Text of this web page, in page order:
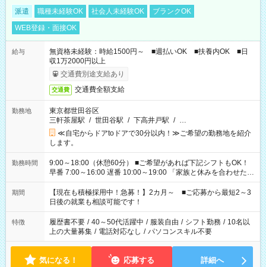
派遣 職種未経験OK 社会人未経験OK
ブランクOK
WEB登録・面接OK
給与
無資格未経験：時給1500円～ ■週払いOK ■扶養内OK ■日
収1万2000円以上
交通費別途支給あり
交通費 交通費全額支給
勤務地
東京都世田谷区
三軒茶屋駅 / 世田谷駅 / 下高井戸駅 / …
≪自宅からドアtoドアで30分以内！≫ご希望の勤務地を紹介
します。
勤務時間
9:00～18:00（休憩60分） ■ご希望があれば下記シフトもOK！
早番 7:00～16:00 遅番 10:00～19:00 「家族と休みを合わせた
い」 「余裕を持って夕飯の準備がしたい」 「できれば残業はし
たくない」 など、ご希望を教えてくださいね。 ※Wワーク希望
の方へ 今ご覧のお仕事で希望する勤務時間と、もう1つのお仕事
の勤務時間。 合計で週40時間を超える場合は応募できません。
期間
【現在も積極採用中！急募！】2カ月～ ■ご応募から最短2～3
日後の就業も相談可能です！
特徴 履歴書不要 / 40～50代活躍中 / 服装自由 / シフト勤務 / 10名以
上の大量募集 / 電話対応なし / パソコンスキル不要
気になる！ 応募する 詳細へ